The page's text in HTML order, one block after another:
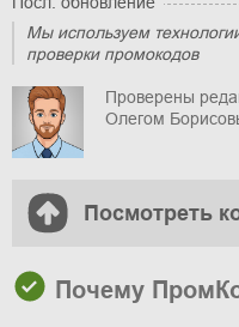
Мы используем
проверки промокодов
Проверены
Олегом
Посмотреть
Почему